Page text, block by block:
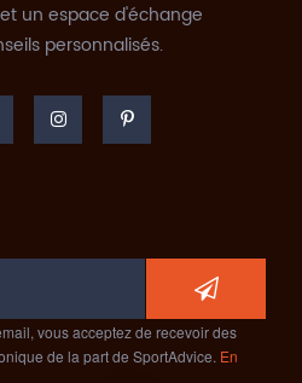
un espace d'échange
personnalisés.
vous acceptez de recevoir des
de la part de SportAdvice. En